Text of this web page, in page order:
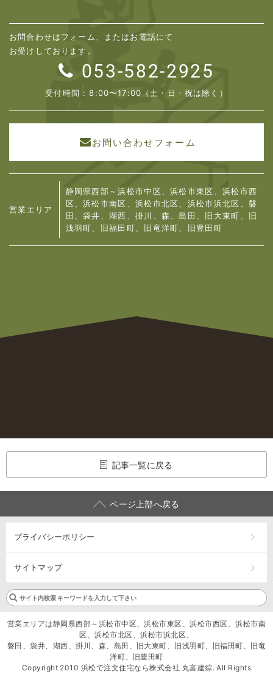
お問合わせはフォーム、またはお電話にて
お受けしております。
053-582-2925
受付時間 : 8:00〜17:00（土・日・祝は除く）
お問い合わせフォーム
営業エリア
静岡県西部～浜松市中区、浜松市東区、浜松市西
区、浜松市南区、浜松市北区、浜松市浜北区、 磐
田、袋井、湖西、掛川、森、島田、旧大東町、旧
浅羽町、旧福田町、旧竜洋町、旧豊田町
記事一覧に戻る
ページ上部へ戻る
プライバシーポリシー
サイトマップ
営業エリアは静岡県西部～浜松市中区、浜松市東区、浜松市西区、浜松市南
区、浜松市北区、浜松市浜北区、
磐田、袋井、湖西、掛川、森、島田、旧大東町、旧浅羽町、旧福田町、旧竜
洋町、旧豊田町
Copyright 2010 浜松で注文住宅なら株式会社 丸富建綜. All Rights